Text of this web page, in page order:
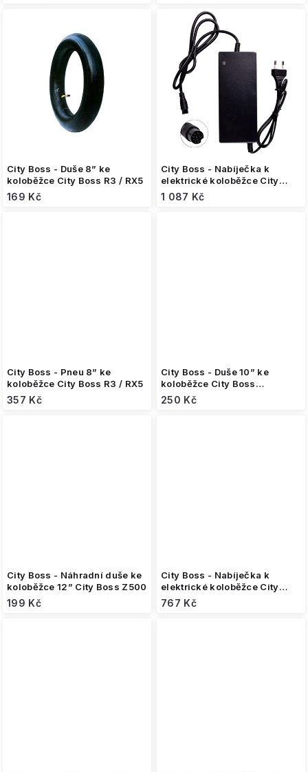
City Boss - Duše 8” ke
koloběžce City Boss R3 / RX5
169 Kč
City Boss - Nabíječka k
elektrické koloběžce City
Boss D1000/GT8 (60V)
1 087 Kč
City Boss - Pneu 8” ke
koloběžce City Boss R3 / RX5
357 Kč
City Boss - Duše 10” ke
koloběžce City Boss
V4/V5/T7
250 Kč
City Boss - Náhradní duše ke
koloběžce 12” City Boss Z500
199 Kč
City Boss - Nabíječka k
elektrické koloběžce City
Boss V5/RX5 (48V)
767 Kč